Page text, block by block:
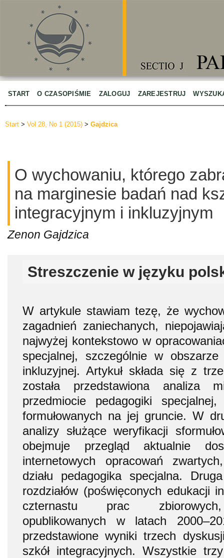
START O CZASOPIŚMIE ZALOGUJ ZAREJESTRUJ
Start > Vol 28, No 1 (2015) > Gajdzica
O wychowaniu, którego
na marginesie badań nad
integracyjnym i inkluzyjnym
Zenon Gajdzica
Streszczenie w języku
W artykule stawiam tezę, że
zagadnień zaniechanych,
najwyżej kontekstowo w
specjalnej, szczególnie w
inkluzyjnej. Artykuł składa się z
została przedstawiona analiza
przedmiocie pedagogiki
formułowanych na jej gruncie. W
analizy służące weryfikacji
obejmuje przegląd aktualnie
internetowych opracowań
działu pedagogika specjalna.
rozdziałów (poświęconych edukacji
czternastu prac zbiorowych,
opublikowanych w latach
przedstawione wyniki trzech
szkół integracyjnych. Wszystkie